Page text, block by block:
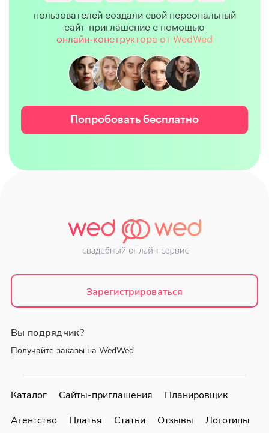
пользователей создали свой персональный
сайт-приглашение с помощью
онлайн-конструктора от WedWed
Попробовать бесплатно
Зарегистрироваться
Вы подрядчик?
Получайте заказы на WedWed
Каталог Сайты-приглашения
Планировщик
Агентство
Платья Статьи Отзывы
Логотипы